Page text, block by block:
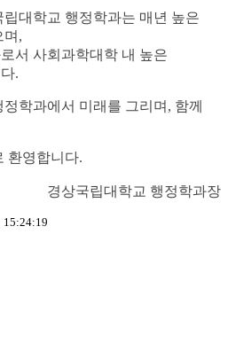
대학교 행정학과는 매년 높은
며,
서 사회과학대학 내 높은
.
학과에서 미래를 그리며, 함께
환영합니다.
경상국립대학교 행정학과장
15:24:19